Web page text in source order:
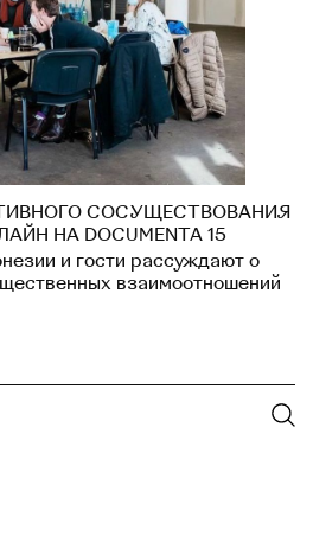
СОСУЩЕСТВОВАНИЯ
НА DOCUMENTA 15
и гости рассуждают о
взаимоотношений